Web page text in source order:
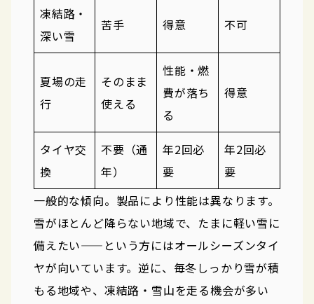
凍結路・
深い雪
苦手 得意 不可
夏場の走
行
そのまま
使える
性能・燃
費が落ち
る
得意
タイヤ交
換
不要（通
年）
年2回必
要
年2回必
要
一般的な傾向。製品により性能は異なります。
雪がほとんど降らない地域で、たまに軽い雪に
備えたい——という方にはオールシーズンタイ
ヤが向いています。逆に、毎冬しっかり雪が積
もる地域や、凍結路・雪山を走る機会が多い